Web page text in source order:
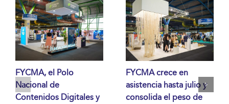
FYCMA, el Polo
Nacional de
Contenidos Digitales y
FYCMA crece en
asistencia hasta julio y
consolida el peso de